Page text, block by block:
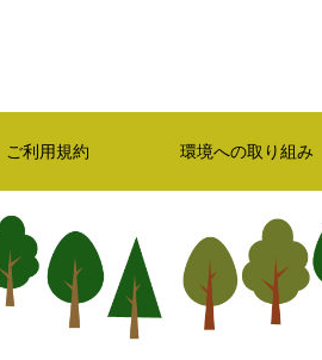
ご利用規約 環境への取り組み